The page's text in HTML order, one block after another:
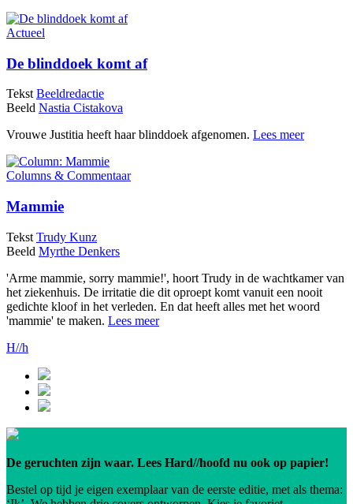
Actueel
De blinddoek komt af
Tekst Beeldredactie
Beeld Nastia Cistakova
Vrouwe Justitia heeft haar blinddoek afgenomen. Lees meer
Columns & Commentaar
Mammie
Tekst Trudy Kunz
Beeld Myrthe Denkers
'Arme mammie, sorry mammie!', hoort Trudy in de wachtkamer van
het ziekenhuis. De irritatie die dit oproept komt vanuit een nooit
gedichte kloof in het verleden. En dat heeft alles met het woord
'mammie' te maken. Lees meer
H//h
De geruchten zijn waar. Lees Hard//hoofd nu ook op papier!
Bestel op tijd je eigen exemplaar van de eerste editie, met als thema: